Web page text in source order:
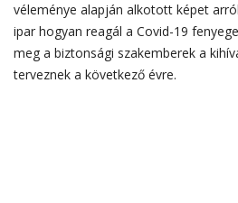
véleménye alapján alkotott képet
ipar hogyan reagál a Covid-19
meg a biztonsági szakemberek a
terveznek a következő évre.